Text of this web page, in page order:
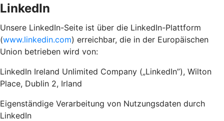
LinkedIn
Unsere LinkedIn-Seite ist über die LinkedIn-Plattform
(www.linkedin.com) erreichbar, die in der Europäischen
Union betrieben wird von:
LinkedIn Ireland Unlimited Company („LinkedIn”), Wilton
Place, Dublin 2, Irland
Eigenständige Verarbeitung von Nutzungsdaten durch
LinkedIn